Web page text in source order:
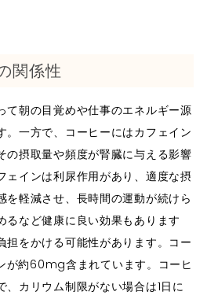
関係性
て朝の目覚めや仕事のエネルギー源
。一方で、コーヒーにはカフェイン
の摂取量や頻度が腎臓に与える影響
ェインは利尿作用があり、適度な摂
を軽減させ、長時間の運動が続けら
るなど健康に良い効果もあります
担をかける可能性があります。コー
が約60mg含まれています。コーヒ
、カリウム制限がない場合は1日に